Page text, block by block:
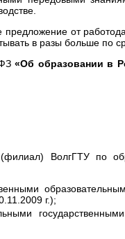
от
в разы больше по
ФЗ«Об образовании в
ВолгГТУ по
г.);